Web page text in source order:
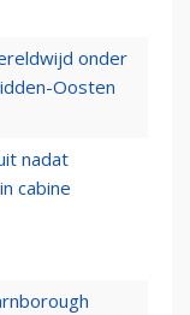
onder
Oosten
nadat
cabine